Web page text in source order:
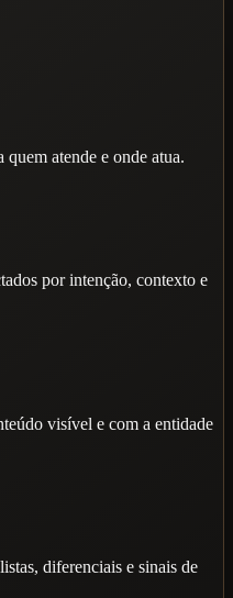
atende e onde atua.
por intenção, contexto e
visível e com a entidade
diferenciais e sinais de